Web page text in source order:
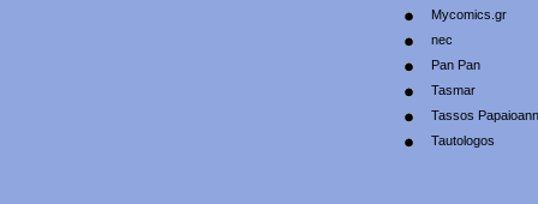
Mycomics.gr
nec
Pan Pan
Tasmar
Tassos
Tautologos